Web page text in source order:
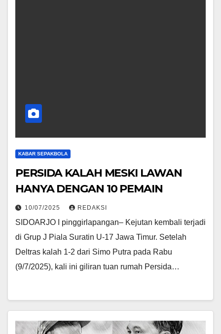
KABAR SEPAKBOLA
PERSIDA KALAH MESKI LAWAN
HANYA DENGAN 10 PEMAIN
10/07/2025 REDAKSI
SIDOARJO I pinggirlapangan– Kejutan kembali terjadi
di Grup J Piala Suratin U-17 Jawa Timur. Setelah
Deltras kalah 1-2 dari Simo Putra pada Rabu
(9/7/2025), kali ini giliran tuan rumah Persida…